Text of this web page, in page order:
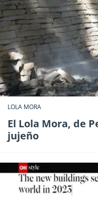
LOLA MORA
El Lola Mora, de
jujeño